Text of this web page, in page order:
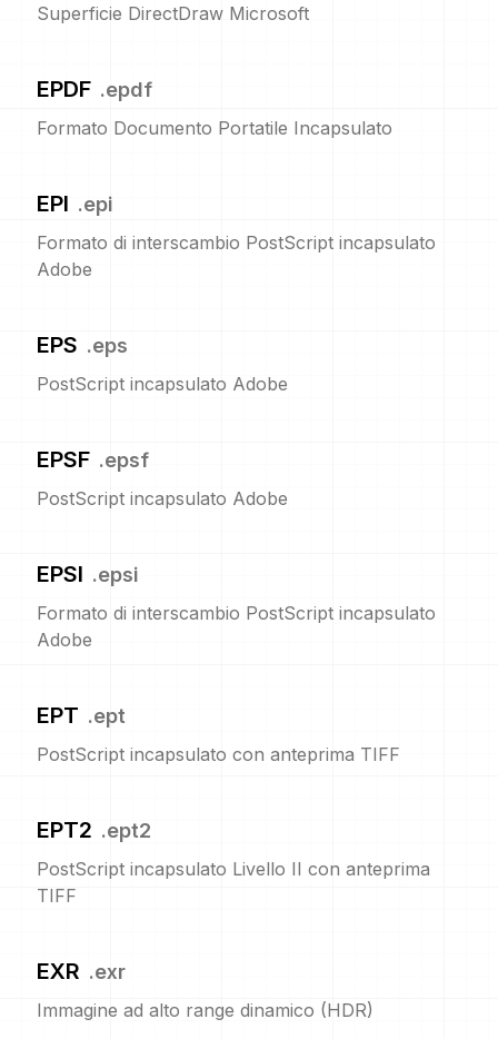
Superficie DirectDraw Microsoft
EPDF .epdf
Formato Documento Portatile Incapsulato
EPI .epi
Formato di interscambio PostScript incapsulato
Adobe
EPS .eps
PostScript incapsulato Adobe
EPSF .epsf
PostScript incapsulato Adobe
EPSI .epsi
Formato di interscambio PostScript incapsulato
Adobe
EPT .ept
PostScript incapsulato con anteprima TIFF
EPT2 .ept2
PostScript incapsulato Livello II con anteprima
TIFF
EXR .exr
Immagine ad alto range dinamico (HDR)